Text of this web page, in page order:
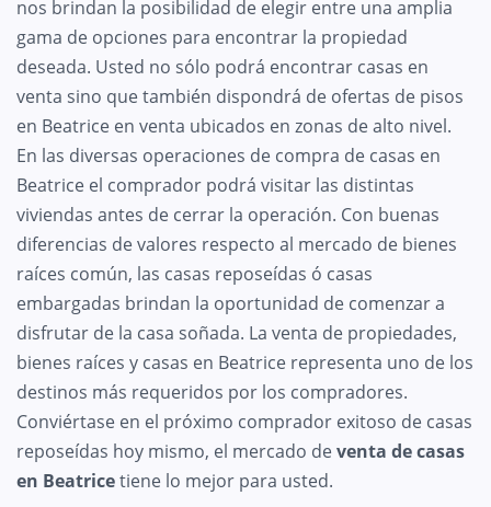
nos brindan la posibilidad de elegir entre una amplia
gama de opciones para encontrar la propiedad
deseada. Usted no sólo podrá encontrar casas en
venta sino que también dispondrá de ofertas de pisos
en Beatrice en venta ubicados en zonas de alto nivel.
En las diversas operaciones de compra de casas en
Beatrice el comprador podrá visitar las distintas
viviendas antes de cerrar la operación. Con buenas
diferencias de valores respecto al mercado de bienes
raíces común, las casas reposeídas ó casas
embargadas brindan la oportunidad de comenzar a
disfrutar de la casa soñada. La venta de propiedades,
bienes raíces y casas en Beatrice representa uno de los
destinos más requeridos por los compradores.
Conviértase en el próximo comprador exitoso de casas
reposeídas hoy mismo, el mercado deventa de casas
en Beatricetiene lo mejor para usted.